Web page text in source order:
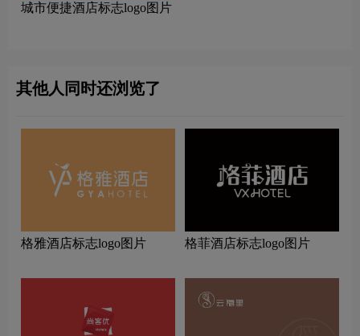
城市便捷酒店标志logo图片
其他人同时还浏览了
格雅酒店标志logo图片 格菲酒店标志logo图片